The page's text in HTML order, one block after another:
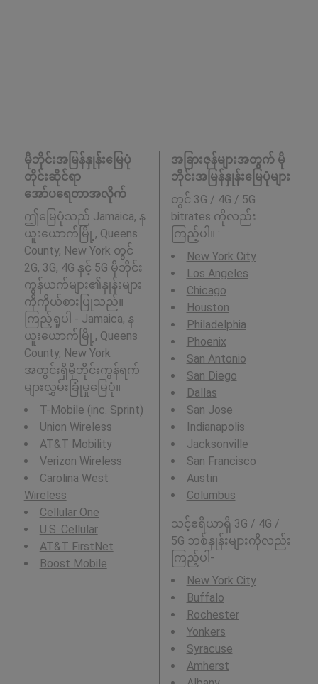
မိုဘိုင်းအမြန်နှုန်းမြေပုံ
တိုင်းဆိုင်ရာ
အော်ပရေတာအလိုက်
ဤမြေပုံသည် Jamaica, န
ယူးယောက်မြို့, Queens
County, New York တွင်
2G, 3G, 4G နှင့် 5G မိုဘိုင်း
ကွန်ယက်များ၏နှုန်းများ
ကိုကိုယ်စားပြုသည်။
ကြည့်ရှုပါ - Jamaica, န
ယူးယောက်မြို့, Queens
County, New York
အတွင်းရှိမိုဘိုင်းကွန်ရက်
များလွှမ်းခြုံမှုမြေပုံ။
T-Mobile (inc. Sprint)
Union Wireless
AT&T Mobility
Verizon Wireless
Carolina West
Wireless
Cellular One
U.S. Cellular
AT&T FirstNet
Boost Mobile
အခြားဇုန်များအတွက် မို
ဘိုင်းအမြန်နှုန်းမြေပုံများ
တွင် 3G / 4G / 5G
bitrates ကိုလည်း
ကြည့်ပါ။ :
New York City
Los Angeles
Chicago
Houston
Philadelphia
Phoenix
San Antonio
San Diego
Dallas
San Jose
Indianapolis
Jacksonville
San Francisco
Austin
Columbus
သင့်ဧရိယာရှိ 3G / 4G /
5G ဘစ်နှုန်းများကိုလည်း
ကြည့်ပါ-
New York City
Buffalo
Rochester
Yonkers
Syracuse
Amherst